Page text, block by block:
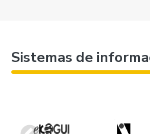
Sistemas de